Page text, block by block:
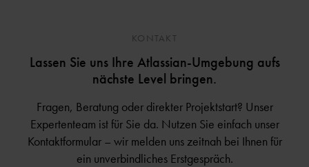
KONTAKT
Lassen Sie uns Ihre Atlassian-Umgebung aufs
nächste Level bringen.
Fragen, Beratung oder direkter Projektstart? Unser
Expertenteam ist für Sie da. Nutzen Sie einfach unser
Kontaktformular – wir melden uns zeitnah bei Ihnen für
ein unverbindliches Erstgespräch.